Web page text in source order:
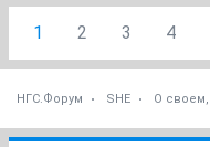
1 2 3 4
НГС.Форум SHE О